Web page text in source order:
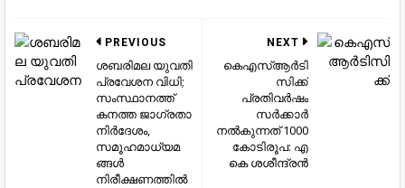
NEXT
കെഎസ്ആര്‍ടി
സിക്ക്
പ്രതിവര്‍ഷം
സര്‍ക്കാര്‍
നല്‍കുന്നത് 1000
കോടിരൂപ: എ
കെ ശശീന്ദ്രന്‍
PREVIOUS
ശബരിമല യുവതി
പ്രവേശന വിധി;
സംസ്ഥാനത്ത്
കനത്ത ജാഗ്രതാ
നിര്‍ദേശം,
സമൂഹമാധ്യമ
ങ്ങള്‍
നിരീക്ഷണത്തിൽ